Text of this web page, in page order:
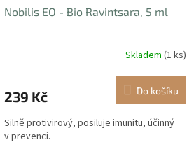
Nobilis EO - Bio Ravintsara, 5 ml
Skladem (1 ks)
239 Kč Do košíku
Silně protivirový, posiluje imunitu, účinný
v prevenci.